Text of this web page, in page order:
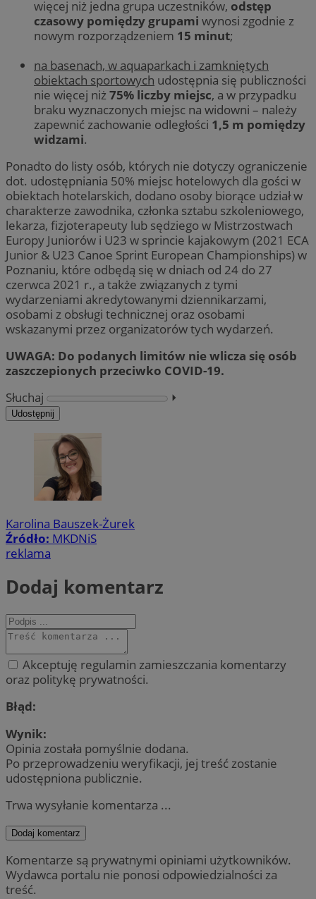
więcej niż jedna grupa uczestników, odstęp
czasowy pomiędzy grupami wynosi zgodnie z
nowym rozporządzeniem 15 minut;
na basenach, w aquaparkach i zamkniętych
obiektach sportowych udostępnia się publiczności
nie więcej niż75% liczby miejsc, a w przypadku
braku wyznaczonych miejsc na widowni – należy
zapewnić zachowanie odległości 1,5 m pomiędzy
widzami.
Ponadto do listy osób, których nie dotyczy ograniczenie
dot. udostępniania 50% miejsc hotelowych dla gości w
obiektach hotelarskich, dodano osoby biorące udział w
charakterze zawodnika, członka sztabu szkoleniowego,
lekarza, fizjoterapeuty lub sędziego w Mistrzostwach
Europy Juniorów i U23 w sprincie kajakowym (2021 ECA
Junior & U23 Canoe Sprint European Championships) w
Poznaniu, które odbędą się w dniach od 24 do 27
czerwca 2021 r., a także związanych z tymi
wydarzeniami akredytowanymi dziennikarzami,
osobami z obsługi technicznej oraz osobami
wskazanymi przez organizatorów tych wydarzeń.
UWAGA: Do podanych limitów nie wlicza się osób
zaszczepionych przeciwko COVID-19.
Słuchaj
⏵︎
Udostępnij
Karolina Bauszek-Żurek
Źródło: MKDNiS
reklama
Dodaj komentarz
Akceptuję regulamin zamieszczania komentarzy
oraz politykę prywatności.
Błąd:
Wynik:
Opinia została pomyślnie dodana.
Po przeprowadzeniu weryfikacji, jej treść zostanie
udostępniona publicznie.
Trwa wysyłanie komentarza ...
Dodaj komentarz
Komentarze są prywatnymi opiniami użytkowników.
Wydawca portalu nie ponosi odpowiedzialności za
treść.